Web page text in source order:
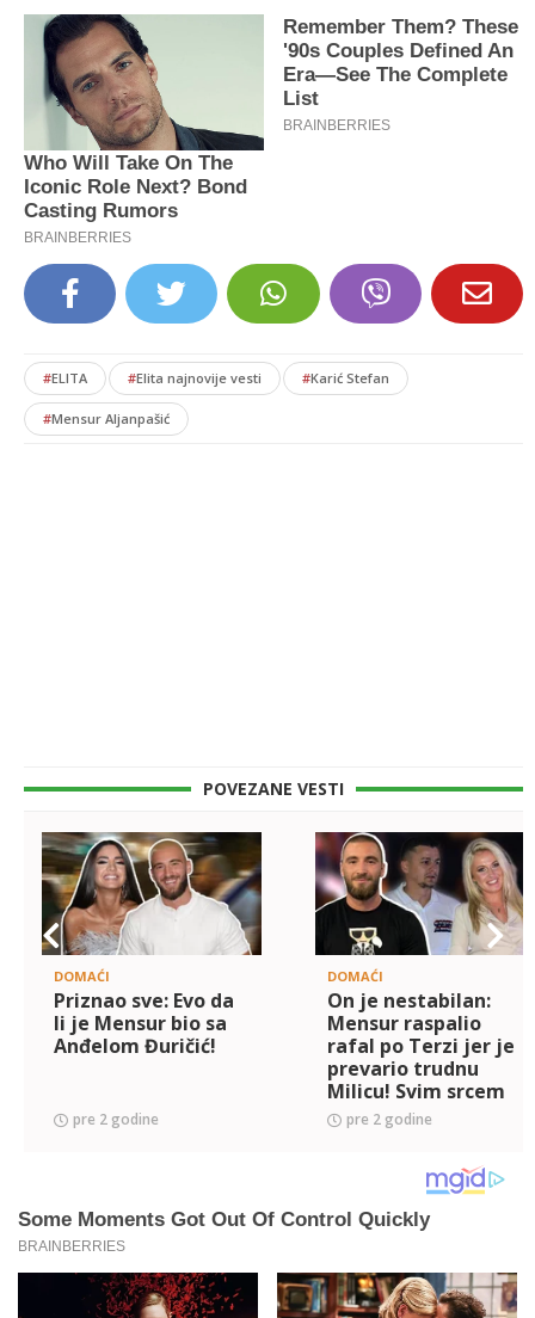
#ELITA #Elita najnovije vesti #Karić Stefan
#Mensur Aljanpašić
POVEZANE VESTI
DOMAĆI
Priznao sve: Evo da
li je Mensur bio sa
Anđelom Đuričić!
pre 2 godine
DOMAĆI
On je nestabilan:
Mensur raspalio
rafal po Terzi jer je
prevario trudnu
Milicu! Svim srcem
stao uz nju
pre 2 godine